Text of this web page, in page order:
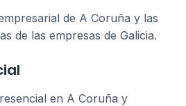
de A Coruña y las
de las empresas de Galicia.
en A Coruña y